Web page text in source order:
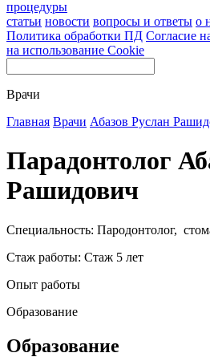
процедуры
статьи новости вопросы и ответы о
Политика обработки ПД Согласие
на использование Cookie
Врачи
Главная Врачи Абазов Руслан
Парадонтолог
Рашидович
Специальность: Пародонтолог,
Стаж работы: Стаж 5 лет
Опыт работы
Образование
Образование